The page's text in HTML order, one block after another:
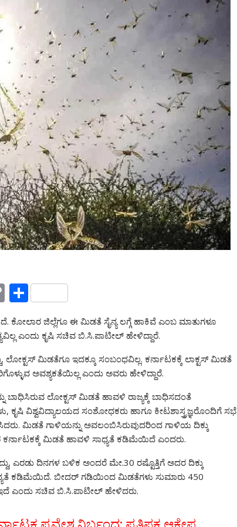
C
o
p
y
Li
k
S
ar
ಕೋಲಾರ ಜಿಲ್ಲೆಗೂ ಈ ಮಿಡತೆ ಸೈನ್ಯ ಲಗ್ಗೆ ಹಾಕಿವೆ ಎಂಬ ಮಾತುಗಳೂ
ಎಂದು ಕೃಷಿ ಸಚಿವ ಬಿ.ಸಿ.ಪಾಟೀಲ್ ಹೇಳಿದ್ದಾರೆ.
ಲೋಕ್ಟಸ್ ಮಿಡತೆಗೂ ಇದಕ್ಕೂ ಸಂಬಂಧವಿಲ್ಲ. ಕರ್ನಾಟಕಕ್ಕೆ ಲಾಕ್ಟಸ್ ಮಿಡತೆ
ಅವಶ್ಯಕತೆಯಿಲ್ಲ ಎಂದು ಅವರು ಹೇಳಿದ್ದಾರೆ.
ಬಾಧಿಸಿರುವ ಲೋಕ್ಟಸ್ ಮಿಡತೆ ಹಾವಳಿ ರಾಜ್ಯಕ್ಕೆ ಬಾಧಿಸದಂತೆ
ಕೃಷಿ ವಿಶ್ವವಿದ್ಯಾಲಯದ ಸಂಶೋಧಕರು ಹಾಗೂ ಕೀಟಶಾಸ್ತ್ರಜ್ಞರೊಂದಿಗೆ ಸಭೆ
ಮಿಡತೆ ಗಾಳಿಯನ್ನು ಅವಲಂಬಿಸಿರುವುದರಿಂದ ಗಾಳಿಯ ದಿಕ್ಕು
ಕರ್ನಾಟಕಕ್ಕೆ ಮಿಡತೆ ಹಾವಳಿ ಸಾಧ್ಯತೆ ಕಡಿಮೆಯಿದೆ ಎಂದರು.
ಎರಡು ದಿನಗಳ ಬಳಿಕ ಅಂದರೆ ಮೇ.30 ರಷ್ಟೊತ್ತಿಗೆ ಅದರ ದಿಕ್ಕು
ಕಡಿಮೆಯಿದೆ. ಬೀದರ್ ಗಡಿಯಿಂದ ಮಿಡತೆಗಳು ಸುಮಾರು 450
ಇದೆ ಎಂದು ಸಚಿವ ಬಿ.ಸಿ.ಪಾಟೀಲ್ ಹೇಳಿದರು.